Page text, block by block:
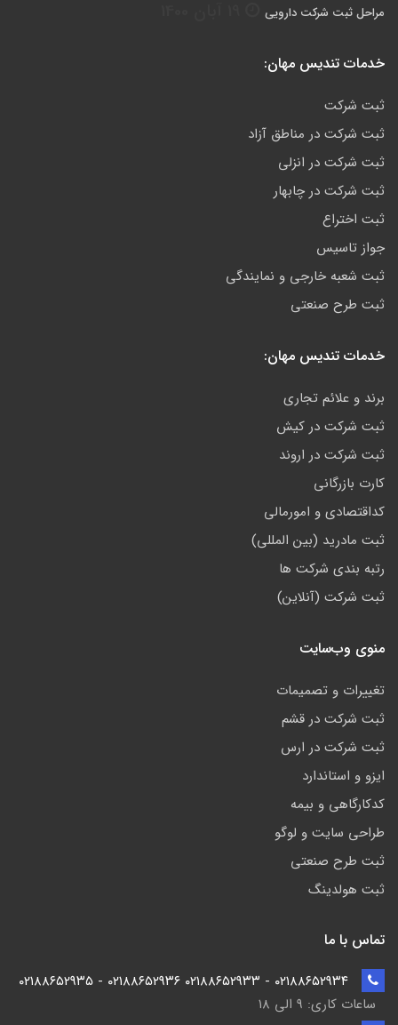
مراحل ثبت شرکت دارویی
خدمات تندیس مهان:
ثبت شرکت
ثبت شرکت در مناطق آزاد
ثبت شرکت در انزلی
ثبت شرکت در چابهار
ثبت اختراع
جواز تاسیس
ثبت شعبه خارجی و نمایندگی
ثبت طرح صنعتی
خدمات تندیس مهان:
برند و علائم تجاری
ثبت شرکت در کیش
ثبت شرکت در اروند
کارت بازرگانی
کداقتصادی و امورمالی
ثبت مادرید (بین المللی)
رتبه بندی شرکت ها
ثبت شرکت (آنلاین)
منوی وب‌سایت
تغییرات و تصمیمات
ثبت شرکت در قشم
ثبت شرکت در ارس
ایزو و استاندارد
کدکارگاهی و بیمه
طراحی سایت و لوگو
ثبت طرح صنعتی
ثبت هولدینگ
تماس با ما
ساعات کاری: ۹ الی ۱۸